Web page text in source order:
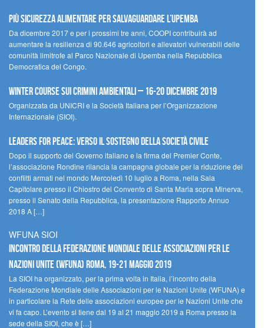
Più sicurezza alimentare per salvaguardare l’Upemba
Da dicembre 2017 e per i prossimi tre anni, COOPI contribuirà ad
aumentare la resilienza di 90.646 agricoltori e allevatori vulnerabili delle
comunità limitrofe al Parco Nazionale di Upemba nella Repubblica
Democratica del Congo.
Winter Course sui Crimini Ambientali – 16-20 Dicembre 2019
Organizzata da UNICRI e la Società Italiana per l’Organizzazione
Internazionale (SIOI).
Leaders for peace: verso il sostegno della società civile
Dopo il supporto del Governo italiano e la firma del Premier Conte,
l’associazione Rondine rilancia la campagna globale per la riduzione dei
conflitti armati nel mondo Mercoledì 10 luglio a Roma, nella Sala
Capitolare presso il Chiostro del Convento di Santa Maria sopra Minerva,
presso il Senato della Repubblica, la presentazione Rapporto Annuo
2018 A […]
WFUNA SIOI
Incontro della Federazione Mondiale delle Associazioni per le
Nazioni Unite (WFUNA) Roma, 19-21 maggio 2019
La SIOI ha organizzato, per la prima volta in Italia, l’incontro della
Federazione Mondiale delle Associazioni per le Nazioni Unite (WFUNA) e
in particolare la Rete delle associazioni europee per le Nazioni Unite che
vi fa capo. L’evento si tiene dal 19 al 21 maggio 2019 a Roma presso la
sede della SIOI, che è […]